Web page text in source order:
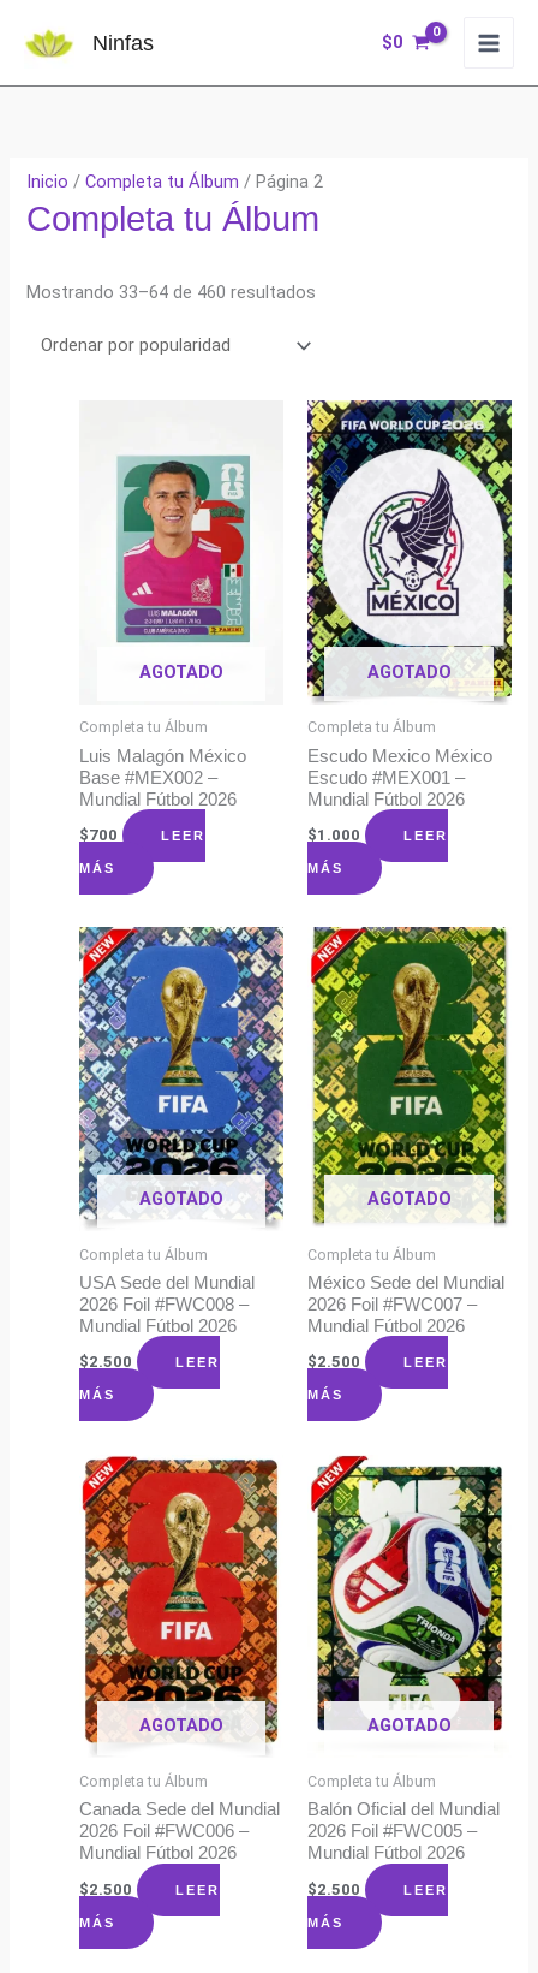
Ninfas $0
Inicio /Completa tu Álbum / Página 2
Completa tu Álbum
Mostrando 33–64 de 460 resultados
AGOTADO
Completa tu Álbum
Luis Malagón México
Base #MEX002 –
Mundial Fútbol 2026
$700 LEER
MÁS
AGOTADO
Completa tu Álbum
Escudo Mexico México
Escudo #MEX001 –
Mundial Fútbol 2026
$1.000 LEER
MÁS
AGOTADO
Completa tu Álbum
USA Sede del Mundial
2026 Foil #FWC008 –
Mundial Fútbol 2026
$2.500 LEER
MÁS
AGOTADO
Completa tu Álbum
México Sede del Mundial
2026 Foil #FWC007 –
Mundial Fútbol 2026
$2.500 LEER
MÁS
AGOTADO
Completa tu Álbum
Canada Sede del Mundial
2026 Foil #FWC006 –
Mundial Fútbol 2026
$2.500 LEER
MÁS
AGOTADO
Completa tu Álbum
Balón Oficial del Mundial
2026 Foil #FWC005 –
Mundial Fútbol 2026
$2.500 LEER
MÁS